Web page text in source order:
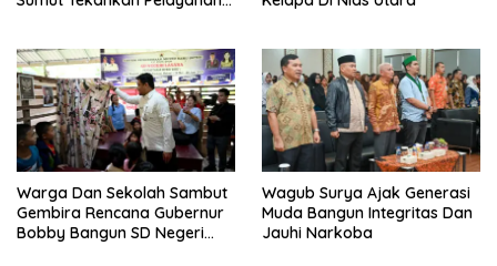
Warga Dan Sekolah Sambut
Gembira Rencana Gubernur
Bobby Bangun SD Negeri
Wagub Surya Ajak Generasi
Muda Bangun Integritas Dan
Jauhi Narkoba